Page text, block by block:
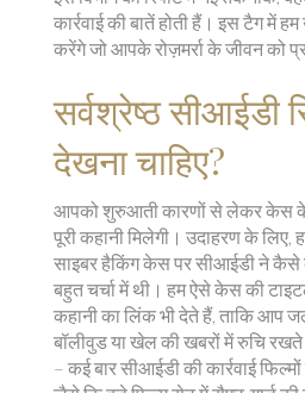
कार्रवाई की बातें होती हैं। इस टैग में
करेंगे जो आपके रोज़मर्रा के जीवन को
सर्वश्रेष्ठ सीआईडी
देखना चाहिए?
आपको शुरुआती कारणों से लेकर केस के
पूरी कहानी मिलेगी। उदाहरण के लिए,
साइबर हैकिंग केस पर सीआईडी ने कैसे
बहुत चर्चा में थी। हम ऐसे केस की
कहानी का लिंक भी देते हैं, ताकि आप
बॉलीवुड या खेल की खबरों में रुचि रखते
– कई बार सीआईडी की कार्रवाई